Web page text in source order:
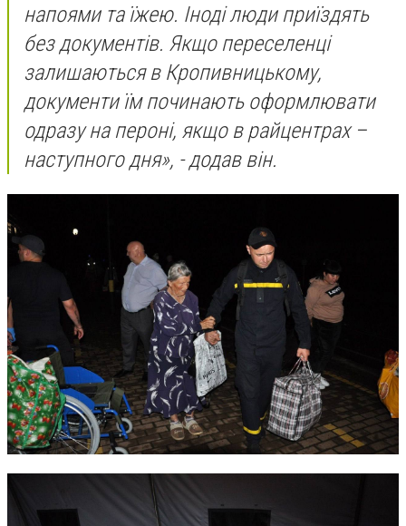
напоями та їжею. Іноді люди приїздять
без документів. Якщо переселенці
залишаються в Кропивницькому,
документи їм починають оформлювати
одразу на пероні, якщо в райцентрах –
наступного дня», - додав він.